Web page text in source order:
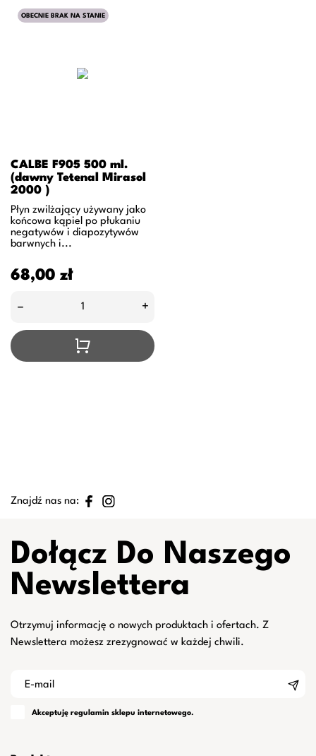
OBECNIE BRAK NA STANIE
CALBE F905 500 ml.
(dawny Tetenal Mirasol
2000 )
Płyn zwilżający używany jako
końcowa kąpiel po płukaniu
negatywów i diapozytywów
barwnych i...
Cena
68,00 zł
– +
Znajdź nas na:
Dołącz Do Naszego
Newslettera
Otrzymuj informację o nowych produktach i ofertach. Z
Newslettera możesz zrezygnować w każdej chwili.
Akceptuję regulamin sklepu internetowego.